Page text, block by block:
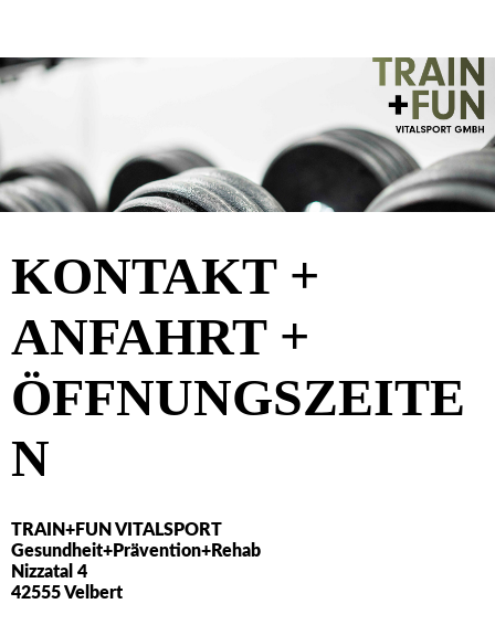
KONTAKT +
ANFAHRT +
ÖFFNUNGSZEITE
N
TRAIN+FUN VITALSPORT
Gesundheit+Prävention+Rehab
Nizzatal 4
42555 Velbert